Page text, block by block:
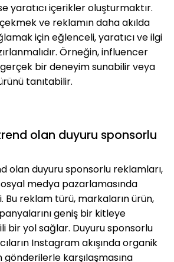
yaratıcı içerikler oluşturmaktır.
ve reklamın daha akılda
için eğlenceli, yaratıcı ve ilgi
Örneğin, influencer
bir deneyim sunabilir veya
tanıtabilir.
olan duyuru sponsorlu
olan duyuru sponsorlu reklamları,
medya pazarlamasında
Bu reklam türü, markaların ürün,
geniş bir kitleye
bir yol sağlar. Duyuru sponsorlu
Instagram akışında organik
karşılaşmasına